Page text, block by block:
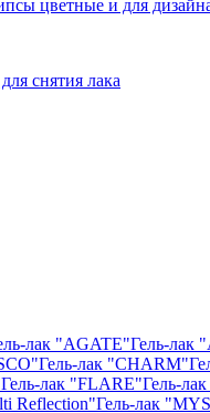
цветные и для
снятия лака
лак "AGATE"Гель-лак
Гель-лак "CHARM"
Гель-лак "FLARE"Гель-
Reflection"Гель-лак